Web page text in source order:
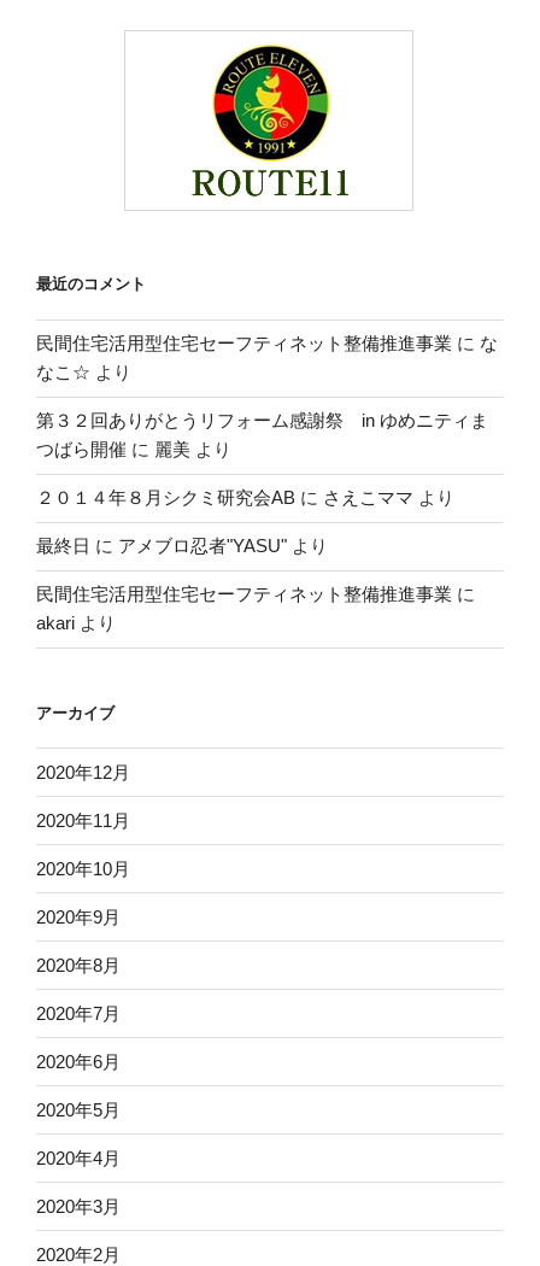
最近のコメント
民間住宅活用型住宅セーフティネット整備推進事業 に な
なこ☆ より
第３２回ありがとうリフォーム感謝祭 in ゆめニティま
つばら開催 に 麗美 より
２０１４年８月シクミ研究会AB に さえこママ より
最終日 に アメブロ忍者"YASU" より
民間住宅活用型住宅セーフティネット整備推進事業 に
akari より
アーカイブ
2020年12月
2020年11月
2020年10月
2020年9月
2020年8月
2020年7月
2020年6月
2020年5月
2020年4月
2020年3月
2020年2月